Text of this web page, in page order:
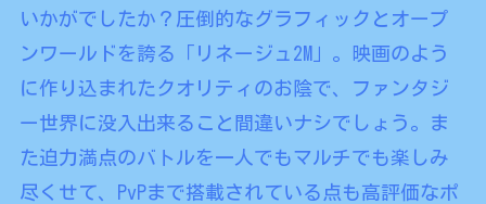
いかがでしたか？圧倒的なグラフィックとオープ
ンワールドを誇る「リネージュ2M」。映画のよう
に作り込まれたクオリティのお陰で、ファンタジ
ー世界に没入出来ること間違いナシでしょう。ま
た迫力満点のバトルを一人でもマルチでも楽しみ
尽くせて、PvPまで搭載されている点も高評価なポ